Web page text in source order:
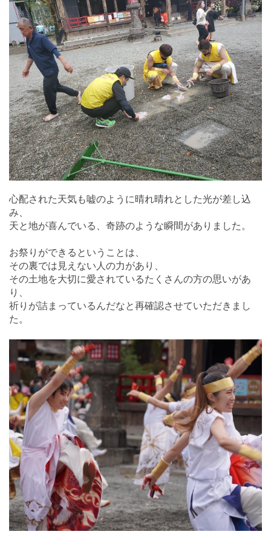
心配された天気も嘘のように晴れ晴れとした光が差し込
み、
天と地が喜んでいる、奇跡のような瞬間がありました。
お祭りができるということは、
その裏では見えない人の力があり、
その土地を大切に愛されているたくさんの方の思いがあ
り、
祈りが詰まっているんだなと再確認させていただきまし
た。